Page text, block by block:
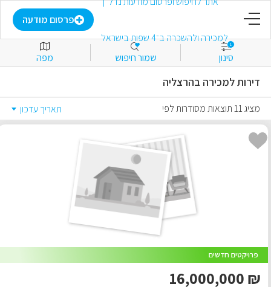
פרסום מודעה
פרסום מודעה
התחבר
מסחרי
1
סינון שמור חיפוש מפה
דירות למכירה בהרצליה
מציג 11 תוצאות מסודרות לפי תאריך עדכון
פרויקטים חדשים
₪ 16,000,000